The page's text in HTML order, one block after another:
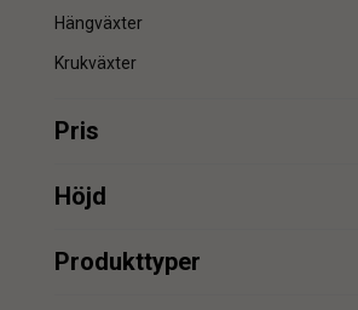
Hängväxter
Krukväxter
Pris
min.
Höjd
min.
Produkttyper